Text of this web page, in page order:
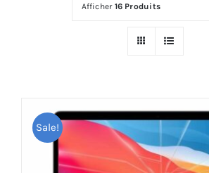
MAISON
Afficher 16 Produits
Sale!